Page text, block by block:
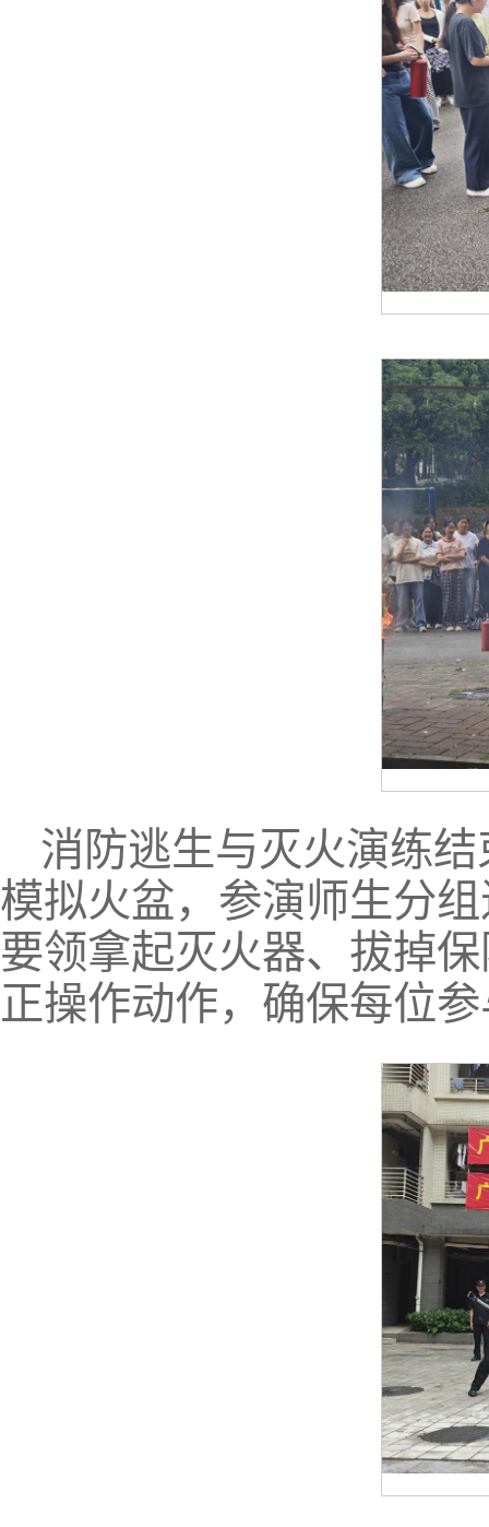
消防逃生与灭火演练
模拟火盆，参演师生分
要领拿起灭火器、拔掉
正操作动作，确保每位